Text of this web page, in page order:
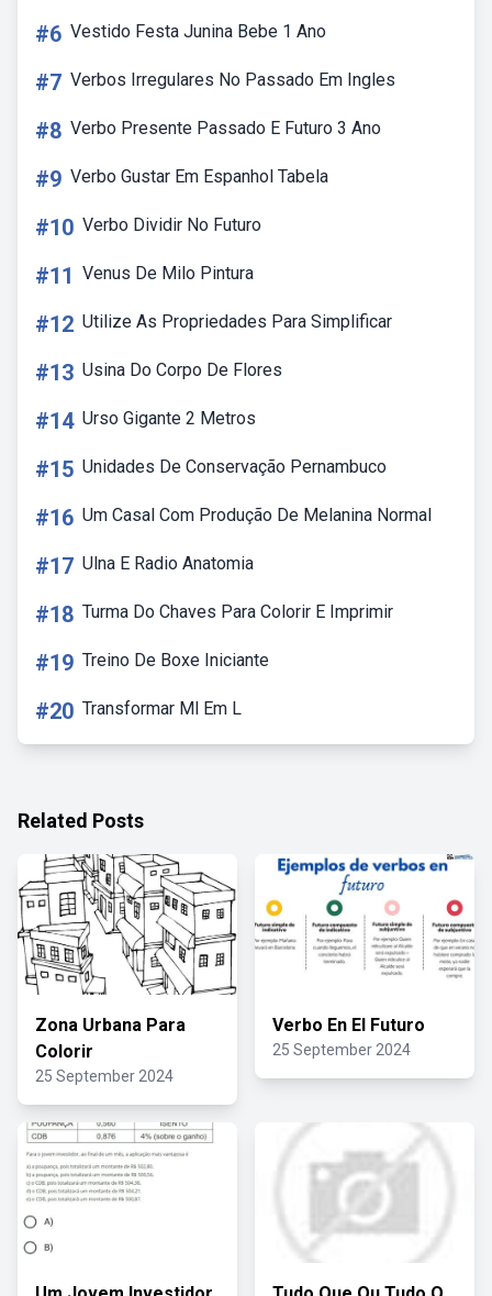
#6 Vestido Festa Junina Bebe 1 Ano
#7 Verbos Irregulares No Passado Em Ingles
#8 Verbo Presente Passado E Futuro 3 Ano
#9 Verbo Gustar Em Espanhol Tabela
#10 Verbo Dividir No Futuro
#11 Venus De Milo Pintura
#12 Utilize As Propriedades Para Simplificar
#13 Usina Do Corpo De Flores
#14 Urso Gigante 2 Metros
#15 Unidades De Conservação Pernambuco
#16 Um Casal Com Produção De Melanina Normal
#17 Ulna E Radio Anatomia
#18 Turma Do Chaves Para Colorir E Imprimir
#19 Treino De Boxe Iniciante
#20 Transformar Ml Em L
Related Posts
Zona Urbana Para
Colorir
25 September 2024
Verbo En El Futuro
25 September 2024